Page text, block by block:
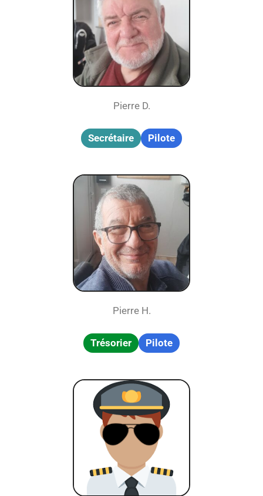
Pierre D.
Secrétaire Pilote
Pierre H.
Trésorier Pilote